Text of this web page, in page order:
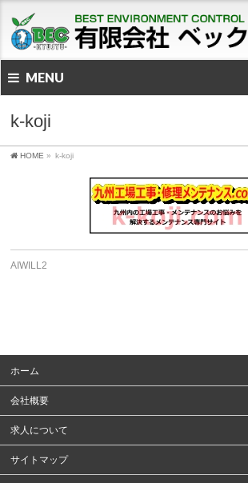
MENU
k-koji
HOME » k-koji
AIWILL2
ホーム
会社概要
求人について
サイトマップ